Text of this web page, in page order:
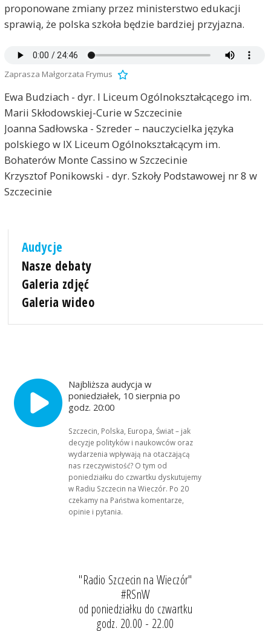
proponowane zmiany przez ministerstwo edukacji
sprawią, że polska szkoła będzie bardziej przyjazna.
Zaprasza Małgorzata Frymus
Ewa Budziach - dyr. I Liceum Ogólnokształcącego im.
Marii Skłodowskiej-Curie w Szczecinie
Joanna Sadłowska - Szreder – nauczycielka języka
polskiego w IX Liceum Ogólnokształcącym im.
Bohaterów Monte Cassino w Szczecinie
Krzysztof Ponikowski - dyr. Szkoły Podstawowej nr 8 w
Szczecinie
Audycje
Nasze debaty
Galeria zdjęć
Galeria wideo
Najbliższa audycja w
poniedziałek, 10 sierpnia po
godz. 20:00
Szczecin, Polska, Europa, Świat – jak
decyzje polityków i naukowców oraz
wydarzenia wpływają na otaczającą
nas rzeczywistość? O tym od
poniedziałku do czwartku dyskutujemy
w Radiu Szczecin na Wieczór. Po 20
czekamy na Państwa komentarze,
opinie i pytania.
"Radio Szczecin na Wieczór"
#RSnW
od poniedziałku do czwartku
godz. 20.00 - 22.00